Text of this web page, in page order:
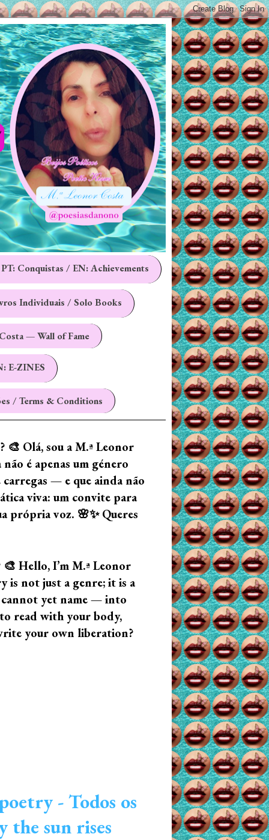
Conquistas / EN: Achievements
Individuais / Solo Books
— Wall of Fame
E-ZINES
/ Terms & Conditions
🎨 Olá, sou a M.ª Leonor
é apenas um género
— e que ainda não
viva: um convite para
própria voz. 🌸✨ Queres
Hello, I’m M.ª Leonor
is not just a genre; it is a
yet name — into
read with your body,
your own liberation?
- Todos os
the sun rises